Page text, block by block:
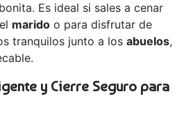
Es ideal si sales a cenar
marido o para disfrutar de
tranquilos junto a los abuelos,
y Cierre Seguro para